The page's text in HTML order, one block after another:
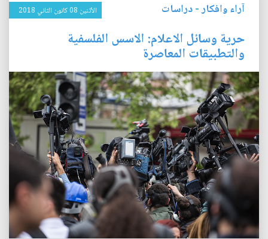
آراء وافكار-دراسات الأثنين 08 كانون الثاني 2018
حرية وسائل الاعلام: الاسس الفلسفية
والتطبيقات المعاصرة